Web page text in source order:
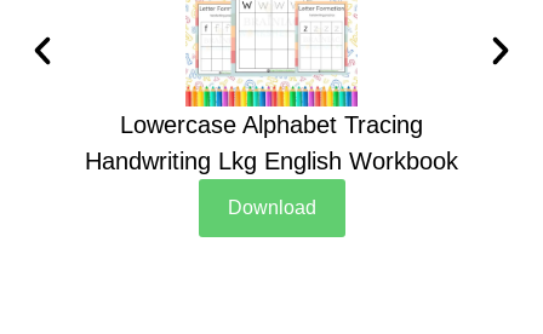
Lowercase Alphabet Tracing
Handwriting Lkg English Workbook
Download